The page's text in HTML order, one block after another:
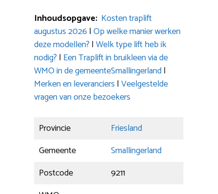
Inhoudsopgave: Kosten traplift
augustus 2026 |Op welke manier werken
deze modellen? |Welk type lift heb ik
nodig? | Een Traplift in bruikleen via de
WMO in de gemeenteSmallingerland|
Merken en leveranciers |Veelgestelde
vragen van onze bezoekers
Provincie
Friesland
Gemeente
Smallingerland
Postcode
9211